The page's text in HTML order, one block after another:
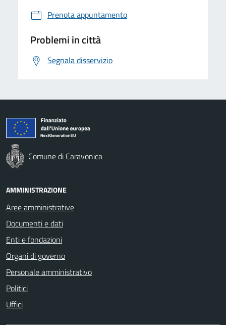
Prenota appuntamento
Problemi in città
Segnala disservizio
Comune di Caravonica
AMMINISTRAZIONE
Aree amministrative
Documenti e dati
Enti e fondazioni
Organi di governo
Personale amministrativo
Politici
Uffici